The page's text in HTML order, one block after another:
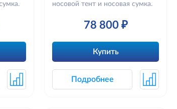
носовой тент и носовая сумка.
78 800 ₽
Купить
Подробнее